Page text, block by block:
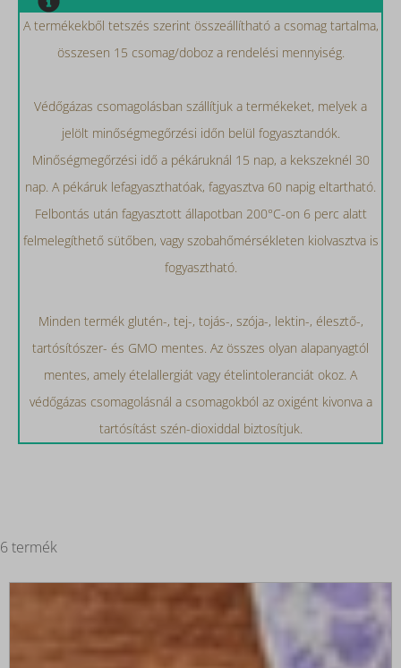
A termékekből tetszés szerint összeállítható a csomag tartalma,
összesen 15 csomag/doboz a rendelési mennyiség.
Védőgázas csomagolásban szállítjuk a termékeket, melyek a
jelölt minőségmegőrzési időn belül fogyasztandók.
Minőségmegőrzési idő a pékáruknál 15 nap, a kekszeknél 30
nap. A pékáruk lefagyaszthatóak, fagyasztva 60 napig eltartható.
Felbontás után fagyasztott állapotban 200°C-on 6 perc alatt
felmelegíthető sütőben, vagy szobahőmérsékleten kiolvasztva is
fogyasztható.
Minden termék glutén-, tej-, tojás-, szója-, lektin-, élesztő-,
tartósítószer- és GMO mentes. Az összes olyan alapanyagtól
mentes, amely ételallergiát vagy ételintoleranciát okoz. A
védőgázas csomagolásnál a csomagokból az oxigént kivonva a
tartósítást szén-dioxiddal biztosítjuk.
6 termék